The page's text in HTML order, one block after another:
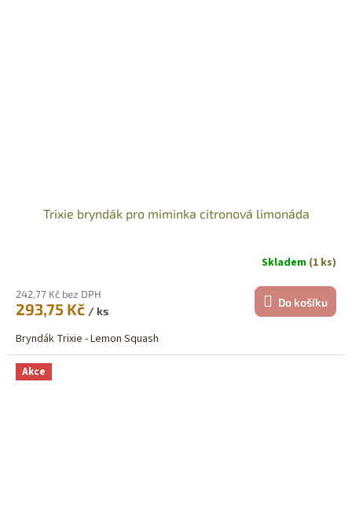
Trixie bryndák pro miminka citronová limonáda
Skladem (1 ks)
242,77 Kč bez DPH
293,75 Kč / ks
Do košíku
Bryndák Trixie - Lemon Squash
Akce